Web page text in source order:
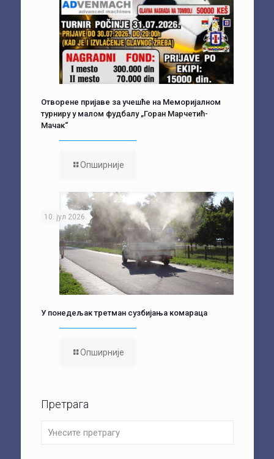
Отворене пријаве за учешће на Меморијалном
турниру у малом фудбалу „Горан Марчетић-
Мачак“
Опширније
10. јул 2026.
У понедељак третман сузбијања комараца
Опширније
Претрага